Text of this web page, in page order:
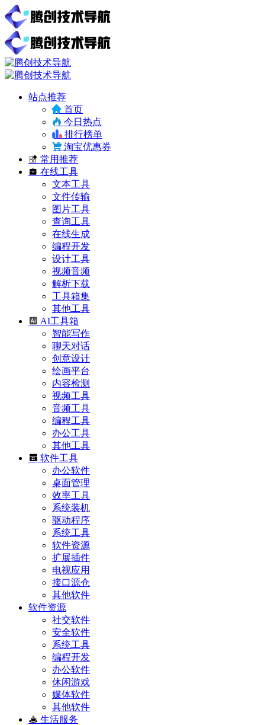
站点推荐
首页
今日热点
排行榜单
淘宝优惠券
常用推荐
在线工具
文本工具
文件传输
图片工具
查询工具
在线生成
编程开发
设计工具
视频音频
解析下载
工具箱集
其他工具
AI工具箱
智能写作
聊天对话
创意设计
绘画平台
内容检测
视频工具
音频工具
编程工具
办公工具
其他工具
软件工具
办公软件
桌面管理
效率工具
系统装机
驱动程序
系统工具
软件资源
扩展插件
电视应用
接口源仓
其他软件
软件资源
社交软件
安全软件
系统工具
编程开发
办公软件
休闲游戏
媒体软件
其他软件
生活服务